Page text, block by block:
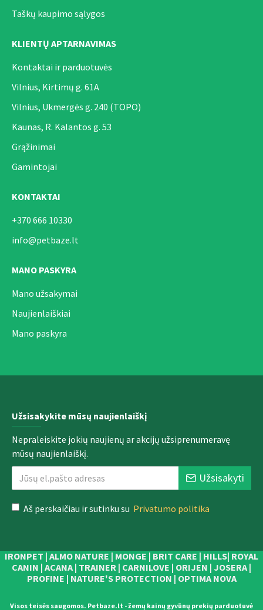
Taškų kaupimo sąlygos
KLIENTŲ APTARNAVIMAS
Kontaktai ir parduotuvės
Vilnius, Kirtimų g. 61A
Vilnius, Ukmergės g. 240 (TOPO)
Kaunas, R. Kalantos g. 53
Grąžinimai
Gamintojai
KONTAKTAI
+370 666 10330
info@petbaze.lt
MANO PASKYRA
Mano užsakymai
Naujienlaiškiai
Mano paskyra
Užsisakykite mūsų naujienlaiškį
Nepraleiskite jokių naujienų ar akcijų užsiprenumeravę
mūsų naujienlaiškį.
Užsisakyti
Aš perskaičiau ir sutinku su Privatumo politika
IRONPET | ALMO NATURE | MONGE | BRIT CARE | HILLS| ROYAL
CANIN | ACANA | TRAINER | CARNILOVE | ORIJEN | JOSERA |
PROFINE | NATURE'S PROTECTION | OPTIMA NOVA
Visos teisės saugomos. Petbaze.lt - žemų kainų gyvūnų prekių parduotuvė